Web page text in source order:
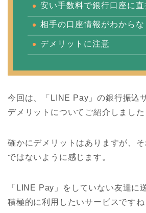
安い手数料で銀行口座に直
相手の口座情報がわから
デメリットに注意
今回は、「LINE Pay」の銀行振込
デメリットについてご紹介しました
確かにデメリットはありますが、
ではないように感じます。
「LINE Pay」をしていない友達に
積極的に利用したいサービスですね